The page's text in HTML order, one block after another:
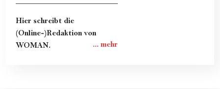
Hier schreibt die
(Online-)Redaktion von
WOMAN.